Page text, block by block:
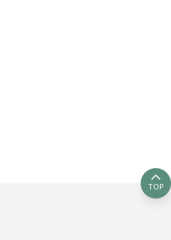
TOP